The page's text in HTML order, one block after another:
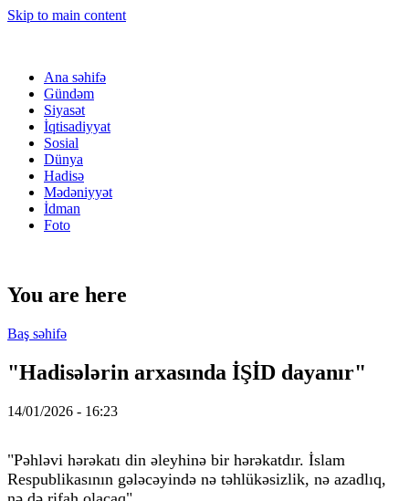
Skip to main content
Ana səhifə
Gündəm
Siyasət
İqtisadiyyat
Sosial
Dünya
Hadisə
Mədəniyyət
İdman
Foto
You are here
Baş səhifə
"Hadisələrin arxasında İŞİD dayanır"
14/01/2026 - 16:23
"Pəhləvi hərəkatı din əleyhinə bir hərəkatdır. İslam
Respublikasının gələcəyində nə təhlükəsizlik, nə azadlıq,